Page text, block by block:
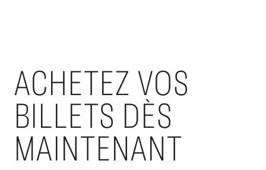
ACHETEZ VOS
BILLETS DÈS
MAINTENANT